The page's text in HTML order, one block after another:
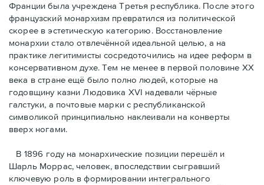
Франции была учреждена Третья республика. После этого
французский монархизм превратился из политической
скорее в эстетическую категорию. Восстановление
монархии стало отвлечённой идеальной целью, а на
практике легитимисты сосредоточились на идее реформ в
консервативном духе. Тем не менее в первой половине ХХ
века в стране ещё было полно людей, которые на
годовщину казни Людовика XVI надевали чёрные
галстуки, а почтовые марки с республиканской
символикой принципиально наклеивали на конверты
вверх ногами.
В 1896 году на монархические позиции перешёл и
Шарль Моррас, человек, впоследствии сыгравший
ключевую роль в формировании интегрального